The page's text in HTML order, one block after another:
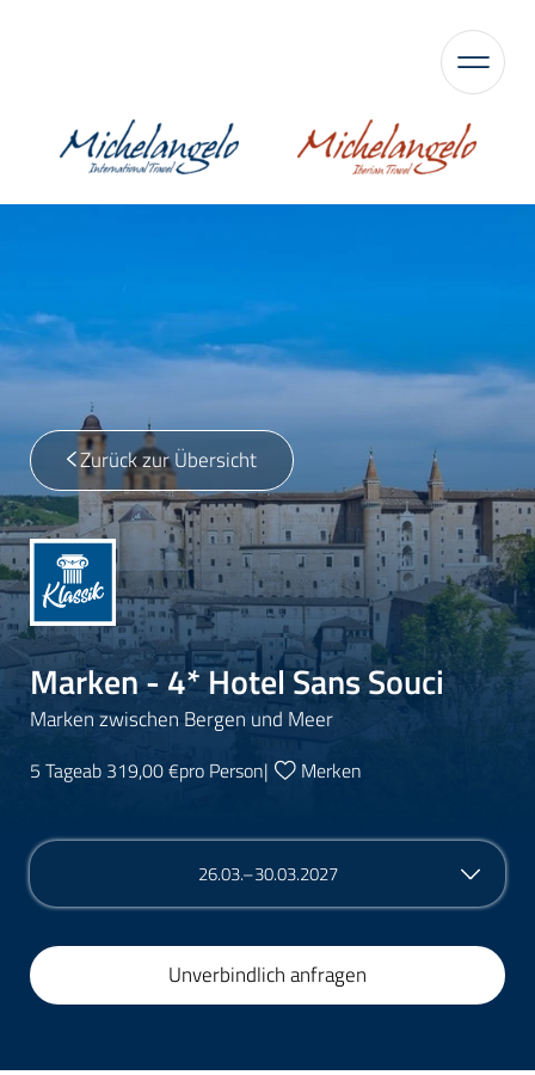
Zurück zur Übersicht
Marken - 4* Hotel Sans Souci
Marken zwischen Bergen und Meer
5 Tageab 319,00 €pro Person| Merken
26.03.–30.03.2027
Unverbindlich anfragen